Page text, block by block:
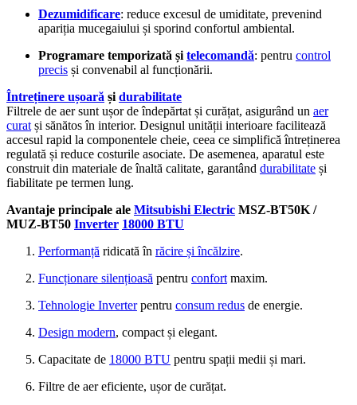
Dezumidificare: reduce excesul de umiditate, prevenind
apariția mucegaiului și sporind confortul ambiental.
Programare temporizată și telecomandă: pentru control
precis și convenabil al funcționării.
Întreținere ușoară și durabilitate
Filtrele de aer sunt ușor de îndepărtat și curățat, asigurând un aer
curat și sănătos în interior. Designul unității interioare facilitează
accesul rapid la componentele cheie, ceea ce simplifică întreținerea
regulată și reduce costurile asociate. De asemenea, aparatul este
construit din materiale de înaltă calitate, garantând durabilitate și
fiabilitate pe termen lung.
Avantaje principale ale Mitsubishi Electric MSZ-BT50K /
MUZ-BT50 Inverter 18000 BTU
Performanță ridicată în răcire și încălzire.
Funcționare silențioasă pentru confort maxim.
Tehnologie Inverterpentru consum redus de energie.
Design modern, compact și elegant.
Capacitate de 18000 BTU pentru spații medii și mari.
Filtre de aer eficiente, ușor de curățat.